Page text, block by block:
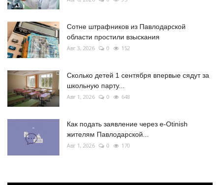
Сотне штрафников из Павлодарской
области простили взыскания
Авг 3, 2026 0 152
Сколько детей 1 сентября впервые сядут за
школьную парту...
Авг 1, 2026 0 648
Как подать заявление через e-Otinish
жителям Павлодарской...
Авг 1, 2026 0 170